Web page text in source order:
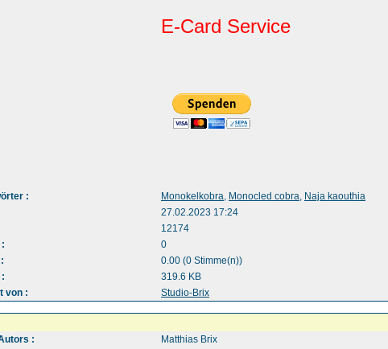
E-Card Service
: Monokelkobra, Monocled cobra, Naja kaouthia
27.02.2023 17:24
12174
0
0.00 (0 Stimme(n))
319.6 KB
von :
Studio-Brix
:
Matthias Brix